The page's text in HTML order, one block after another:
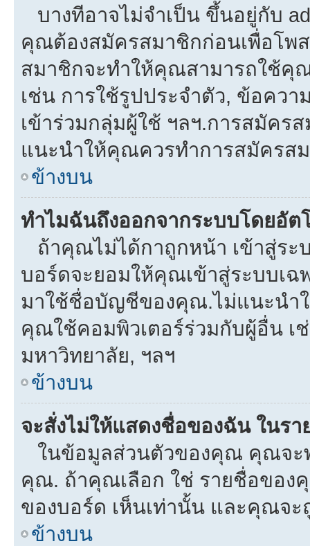
บางทีอาจไม่จำเป็น ขึ้นอยู่กับ
คุณต้องสมัครสมาชิกก่อนเพื่อโพ
สมาชิกจะทำให้คุณสามารถใช้คุ
เช่น การใช้รูปประจำตัว, ข้อคว
เข้าร่วมกลุ่มผู้ใช้ ฯลฯ.การสมัคร
แนะนำให้คุณควรทำการสมัครส
ข้างบน
ทำไมฉันถึงออกจากระบบโดยอัต
ถ้าคุณไม่ได้กาถูกหน้า เข้าสู่ระ
บอร์ดจะยอมให้คุณเข้าสู่ระบบเ
มาใช้ชื่อบัญชีของคุณ.ไม่แนะนำ
คุณใช้คอมพิวเตอร์ร่วมกับผู้อื่น เ
มหาวิทยาลัย, ฯลฯ
ข้างบน
จะสั่งไม่ให้แสดงชื่อของฉัน ในร
ในข้อมูลส่วนตัวของคุณ คุณจะ
คุณ. ถ้าคุณเลือก ใช่ รายชื่อของ
ของบอร์ด เห็นเท่านั้น และคุณจ
ข้างบน